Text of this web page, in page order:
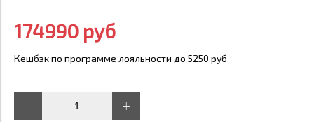
174990 руб
Кешбэк по программе лояльности до 5250 руб